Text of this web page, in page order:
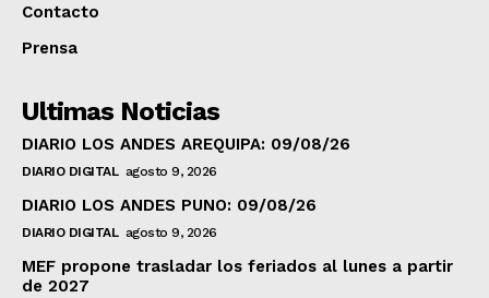
Contacto
Prensa
Ultimas Noticias
DIARIO LOS ANDES AREQUIPA: 09/08/26
DIARIO DIGITAL agosto 9, 2026
DIARIO LOS ANDES PUNO: 09/08/26
DIARIO DIGITAL agosto 9, 2026
MEF propone trasladar los feriados al lunes a partir
de 2027